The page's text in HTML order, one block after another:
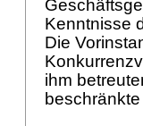
Kenntnisse
Die
ihm